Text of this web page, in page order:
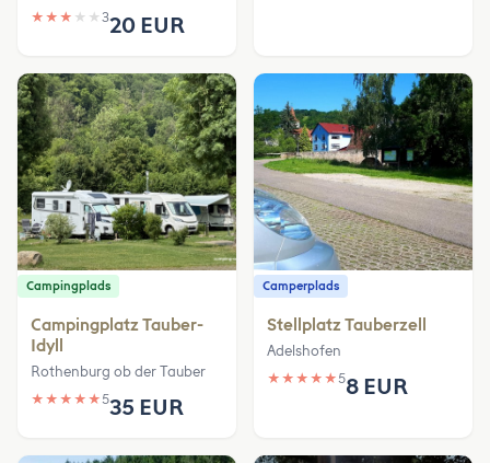
★ ★ ★ ★ ★ 320 EUR
Campingplads
Campingplatz Tauber-
Idyll
Rothenburg ob der Tauber
★ ★ ★ ★ ★535 EUR
Camperplads
Stellplatz Tauberzell
Adelshofen
★ ★ ★ ★ ★58 EUR